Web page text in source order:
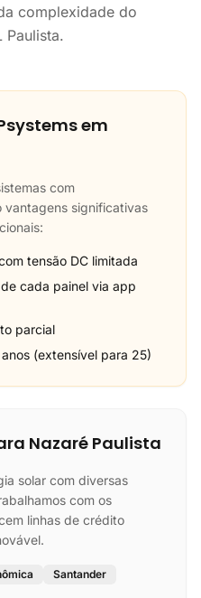
complexidade do
Paulista.
em
com
vantagens significativas
tensão DC limitada
cada painel via app
parcial
(extensível para 25)
Nazaré Paulista
solar com diversas
com os
linhas de crédito
Santander